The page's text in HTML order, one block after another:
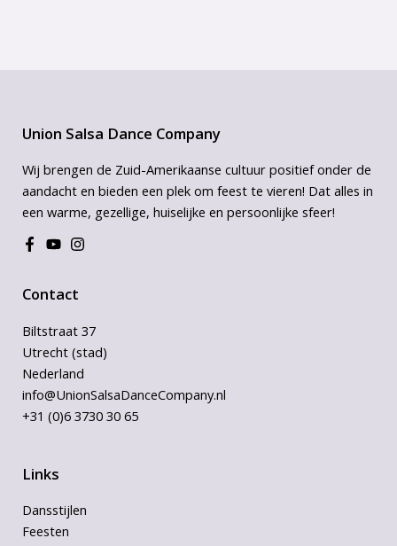
Union Salsa Dance Company
Wij brengen de Zuid-Amerikaanse cultuur positief onder de
aandacht en bieden een plek om feest te vieren! Dat alles in
een warme, gezellige, huiselijke en persoonlijke sfeer!
Contact
Biltstraat 37
Utrecht (stad)
Nederland
info@UnionSalsaDanceCompany.nl
+31 (0)6 3730 30 65
Links
Dansstijlen
Feesten